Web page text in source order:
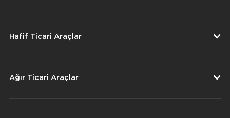
Hafif Ticari Araçlar
Ağır Ticari Araçlar